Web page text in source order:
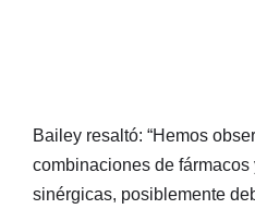
Bailey resaltó: “Hemos
combinaciones de
sinérgicas, posiblemente